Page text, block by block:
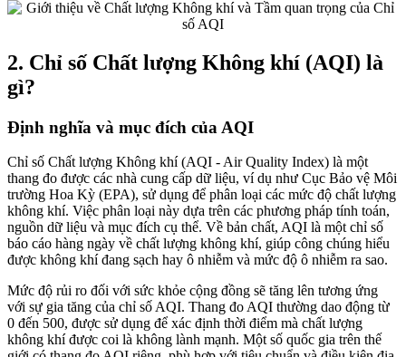
2. Chỉ số Chất lượng Không khí (AQI) là
gì?
Định nghĩa và mục đích của AQI
Chỉ số Chất lượng Không khí (AQI - Air Quality Index) là một
thang đo được các nhà cung cấp dữ liệu, ví dụ như Cục Bảo vệ Môi
trường Hoa Kỳ (EPA), sử dụng để phân loại các mức độ chất lượng
không khí. Việc phân loại này dựa trên các phương pháp tính toán,
nguồn dữ liệu và mục đích cụ thể. Về bản chất, AQI là một chỉ số
báo cáo hàng ngày về chất lượng không khí, giúp công chúng hiểu
được không khí đang sạch hay ô nhiễm và mức độ ô nhiễm ra sao.
Mức độ rủi ro đối với sức khỏe cộng đồng sẽ tăng lên tương ứng
với sự gia tăng của chỉ số AQI. Thang đo AQI thường dao động từ
0 đến 500, được sử dụng để xác định thời điểm mà chất lượng
không khí được coi là không lành mạnh. Một số quốc gia trên thế